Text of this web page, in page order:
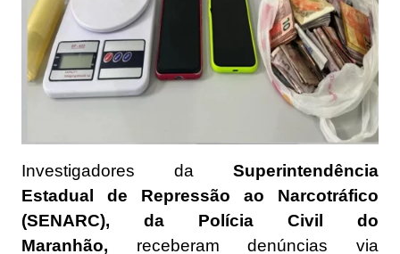
Investigadores da Superintendência
Estadual de Repressão ao Narcotráfico
(SENARC), da Polícia Civil do
Maranhão, receberam denúncias via